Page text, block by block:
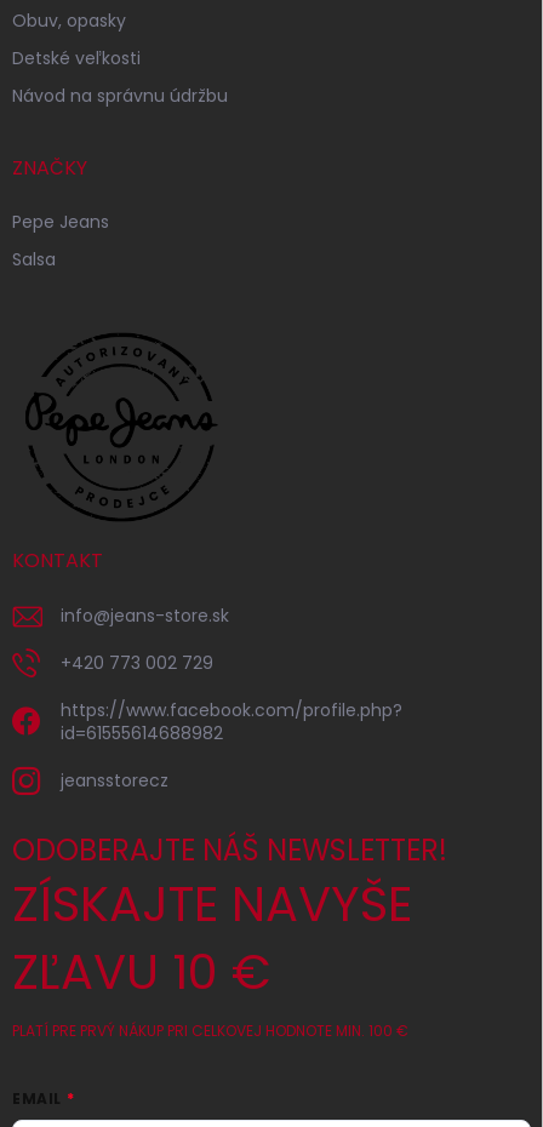
Obuv, opasky
Detské veľkosti
Návod na správnu údržbu
ZNAČKY
Pepe Jeans
Salsa
KONTAKT
info@jeans-store.sk
+420 773 002 729
https://www.facebook.com/profile.php?
id=61555614688982
jeansstorecz
ODOBERAJTE NÁŠ NEWSLETTER!
ZÍSKAJTE NAVYŠE
ZĽAVU 10 €
PLATÍ PRE PRVÝ NÁKUP PRI CELKOVEJ HODNOTE MIN. 100 €
EMAIL